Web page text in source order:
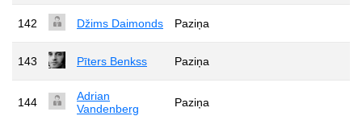
142 Džims Daimonds Paziņa
143 Pīters Benkss Paziņa
144
Adrian
Vandenberg
Paziņa